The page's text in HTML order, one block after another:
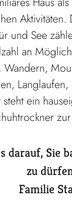
und See
an
Wandern,
ein
darauf, Sie
zu
Familie